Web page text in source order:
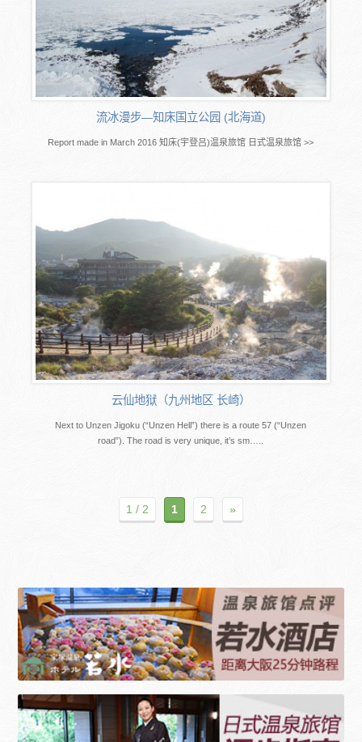
流冰漫步―知床国立公园 (北海道)
Report made in March 2016 知床(宇登吕)温泉旅馆 日式温泉旅馆 >>
云仙地狱（九州地区 长崎）
Next to Unzen Jigoku (“Unzen Hell”) there is a route 57 (“Unzen
road”). The road is very unique, it’s sm…..
1 / 2 1 2 »